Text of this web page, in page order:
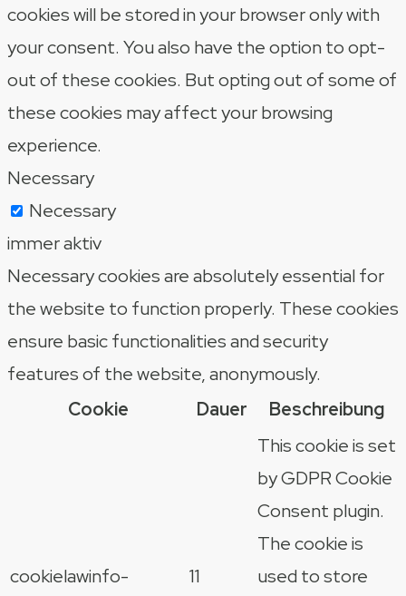
cookies will be stored in your browser only with
your consent. You also have the option to opt-
out of these cookies. But opting out of some of
these cookies may affect your browsing
experience.
Necessary
Necessary
immer aktiv
Necessary cookies are absolutely essential for
the website to function properly. These cookies
ensure basic functionalities and security
features of the website, anonymously.
Cookie
Dauer Beschreibung
cookielawinfo-
11
This cookie is set
by GDPR Cookie
Consent plugin.
The cookie is
used to store